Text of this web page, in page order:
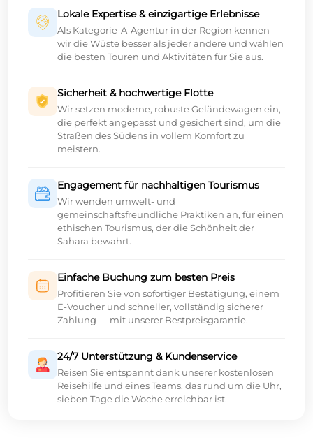
Lokale Expertise & einzigartige Erlebnisse
Als Kategorie-A-Agentur in der Region kennen
wir die Wüste besser als jeder andere und wählen
die besten Touren und Aktivitäten für Sie aus.
Sicherheit & hochwertige Flotte
Wir setzen moderne, robuste Geländewagen ein,
die perfekt angepasst und gesichert sind, um die
Straßen des Südens in vollem Komfort zu
meistern.
Engagement für nachhaltigen Tourismus
Wir wenden umwelt- und
gemeinschaftsfreundliche Praktiken an, für einen
ethischen Tourismus, der die Schönheit der
Sahara bewahrt.
Einfache Buchung zum besten Preis
Profitieren Sie von sofortiger Bestätigung, einem
E-Voucher und schneller, vollständig sicherer
Zahlung — mit unserer Bestpreisgarantie.
24/7 Unterstützung & Kundenservice
Reisen Sie entspannt dank unserer kostenlosen
Reisehilfe und eines Teams, das rund um die Uhr,
sieben Tage die Woche erreichbar ist.